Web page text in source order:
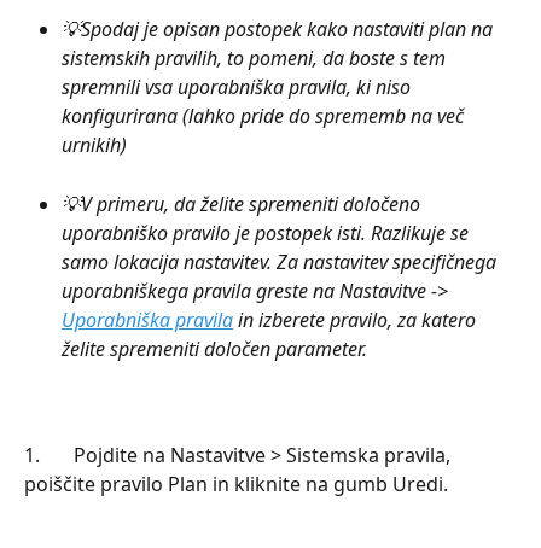
💡Spodaj je opisan postopek kako nastaviti plan na
sistemskih pravilih, to pomeni, da boste s tem
spremnili vsa uporabniška pravila, ki niso
konfigurirana (lahko pride do sprememb na več
urnikih)
💡V primeru, da želite spremeniti določeno
uporabniško pravilo je postopek isti. Razlikuje se
samo lokacija nastavitev. Za nastavitev specifičnega
uporabniškega pravila greste na Nastavitve ->
Uporabniška pravila in izberete pravilo, za katero
želite spremeniti določen parameter.
1.       Pojdite na Nastavitve > Sistemska pravila,
poiščite pravilo Plan in kliknite na gumb Uredi.